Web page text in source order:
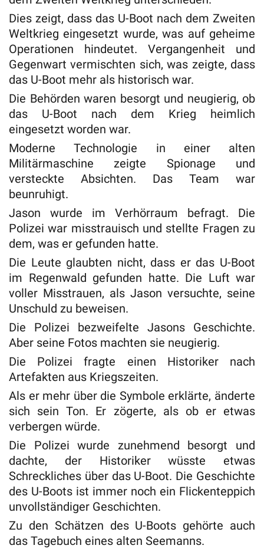
Dies zeigt, dass das U-Boot nach dem Zweiten
Weltkrieg eingesetzt wurde, was auf geheime
Operationen hindeutet. Vergangenheit und
Gegenwart vermischten sich, was zeigte, dass
das U-Boot mehr als historisch war.
Die Behörden waren besorgt und neugierig, ob
das U-Boot nach dem Krieg heimlich
eingesetzt worden war.
Moderne Technologie in einer alten
Militärmaschine zeigte Spionage und
versteckte Absichten. Das Team war
beunruhigt.
Jason wurde im Verhörraum befragt. Die
Polizei war misstrauisch und stellte Fragen zu
dem, was er gefunden hatte.
Die Leute glaubten nicht, dass er das U-Boot
im Regenwald gefunden hatte. Die Luft war
voller Misstrauen, als Jason versuchte, seine
Unschuld zu beweisen.
Die Polizei bezweifelte Jasons Geschichte.
Aber seine Fotos machten sie neugierig.
Die Polizei fragte einen Historiker nach
Artefakten aus Kriegszeiten.
Als er mehr über die Symbole erklärte, änderte
sich sein Ton. Er zögerte, als ob er etwas
verbergen würde.
Die Polizei wurde zunehmend besorgt und
dachte, der Historiker wüsste etwas
Schreckliches über das U-Boot. Die Geschichte
des U-Boots ist immer noch ein Flickenteppich
unvollständiger Geschichten.
Zu den Schätzen des U-Boots gehörte auch
das Tagebuch eines alten Seemanns.